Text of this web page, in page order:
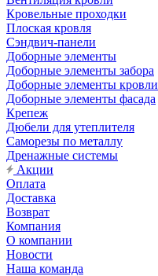
Кровельные проходки
Плоская кровля
Сэндвич-панели
Доборные элементы
Доборные элементы забора
Доборные элементы кровли
Доборные элементы фасада
Крепеж
Дюбели для утеплителя
Саморезы по металлу
Дренажные системы
Акции
Оплата
Доставка
Возврат
Компания
О компании
Новости
Наша команда